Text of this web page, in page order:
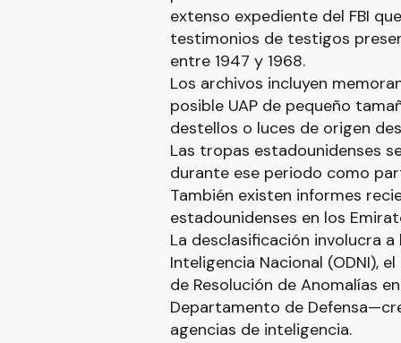
extenso expediente del FBI
testimonios de testigos
entre 1947 y 1968.
Los archivos incluyen
posible UAP de pequeño
destellos o luces de origen
Las tropas estadounidenses
durante ese periodo como
También existen informes
estadounidenses en los
La desclasificación involucra
Inteligencia Nacional (ODNI),
de Resolución de Anomalías
Departamento de
agencias de inteligencia.